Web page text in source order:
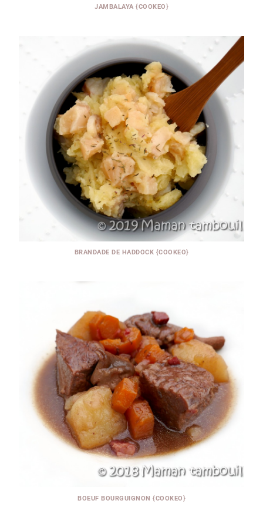
JAMBALAYA {COOKEO}
BRANDADE DE HADDOCK {COOKEO}
BOEUF BOURGUIGNON {COOKEO}